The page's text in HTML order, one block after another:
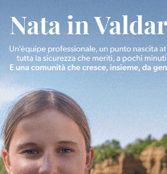
Più lette
Figline Incisa Valdarno 1 Agosto 2026
Piscina di Figline finanziata
Pnrr, il gruppo di Fratelli
ringraziamento al Governo”
Cronaca 3 Agosto 2026
Scomparso da una struttura
Fiorentino l’uomo che aveva
Levane nel 2020